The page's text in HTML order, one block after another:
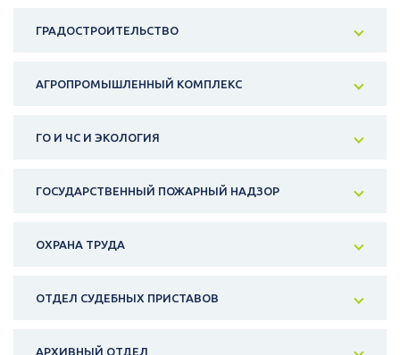
ГРАДОСТРОИТЕЛЬСТВО
АГРОПРОМЫШЛЕННЫЙ КОМПЛЕКС
ГО И ЧС И ЭКОЛОГИЯ
ГОСУДАРСТВЕННЫЙ ПОЖАРНЫЙ НАДЗОР
ОХРАНА ТРУДА
ОТДЕЛ СУДЕБНЫХ ПРИСТАВОВ
АРХИВНЫЙ ОТДЕЛ